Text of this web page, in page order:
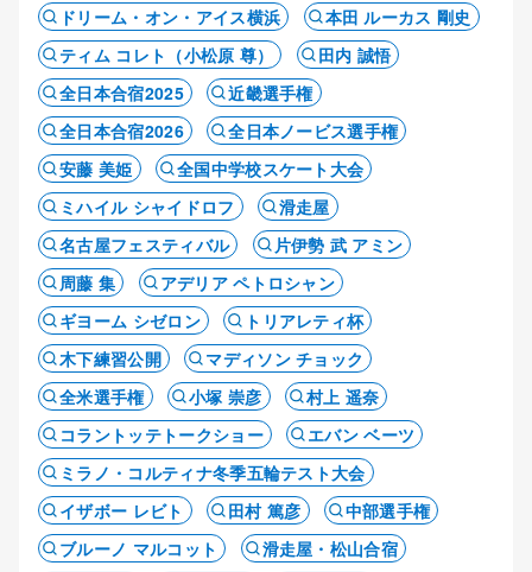
ドリーム・オン・アイス横浜
本田 ルーカス 剛史
ティム コレト（小松原 尊）
田内 誠悟
全日本合宿2025
近畿選手権
全日本合宿2026
全日本ノービス選手権
安藤 美姫
全国中学校スケート大会
ミハイル シャイドロフ
滑走屋
名古屋フェスティバル
片伊勢 武 アミン
周藤 集
アデリア ペトロシャン
ギヨーム シゼロン
トリアレティ杯
木下練習公開
マディソン チョック
全米選手権
小塚 崇彦
村上 遥奈
コラントッテトークショー
エバン ベーツ
ミラノ・コルティナ冬季五輪テスト大会
イザボー レビト
田村 篤彦
中部選手権
ブルーノ マルコット
滑走屋・松山合宿